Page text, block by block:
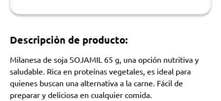
Descripción de producto:
Milanesa de soja SOJAMIL 65 g, una opción nutritiva y
saludable. Rica en proteínas vegetales, es ideal para
quienes buscan una alternativa a la carne. Fácil de
preparar y deliciosa en cualquier comida.